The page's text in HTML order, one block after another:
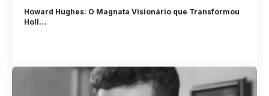
Howard Hughes: O Magnata Visionário que Transformou
Holl…